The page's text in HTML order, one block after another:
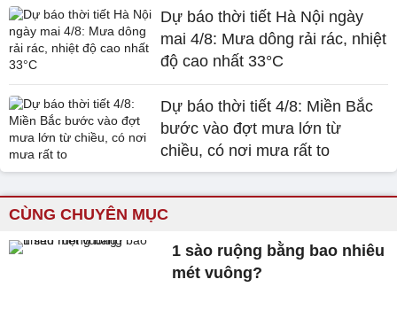
Dự báo thời tiết Hà Nội ngày
mai 4/8: Mưa dông rải rác, nhiệt
độ cao nhất 33°C
Dự báo thời tiết 4/8: Miền Bắc
bước vào đợt mưa lớn từ
chiều, có nơi mưa rất to
CÙNG CHUYÊN MỤC
1 sào ruộng bằng bao nhiêu
mét vuông?